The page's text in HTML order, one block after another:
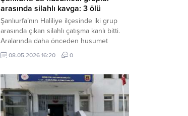
arasında silahlı kavga: 3 ölü
Şanlıurfa’nın Haliliye ilçesinde iki grup
arasında çıkan silahlı çatışma kanlı bitti.
Aralarında daha önceden husumet
olduğu öğrenilen tarafların kavgası
neticesinde 3 kişi olay yerinde yaşamını
ilçesine bağlı kırsal Konaç Mahallesi’nde
meydana geldi. Edinilen bilgilere göre,
aralarında husumet bulunan iki grup
arasında henüz belirlenemeyen bir...
08.05.2026 16:20 0